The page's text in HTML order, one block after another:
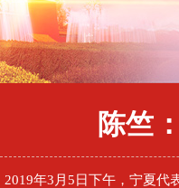
陈竺
2019年3月5日下午，宁夏代